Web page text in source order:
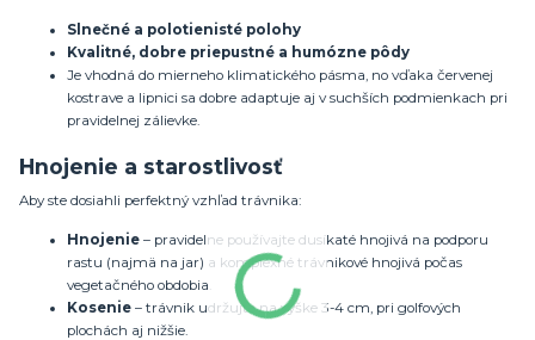
Slnečné a polotienisté polohy
Kvalitné, dobre priepustné a humózne pôdy
Je vhodná do mierneho klimatického pásma, no vďaka červenej
kostrave a lipnici sa dobre adaptuje aj v suchších podmienkach pri
pravidelnej zálievke.
Hnojenie a starostlivosť
Aby ste dosiahli perfektný vzhľad trávnika:
Hnojenie – pravidelne používajte dusíkaté hnojivá na podporu
rastu (najmä na jar) a komplexné trávnikové hnojivá počas
vegetačného obdobia.
Kosenie – trávnik udržujte na výške 3-4 cm, pri golfových
plochách aj nižšie.